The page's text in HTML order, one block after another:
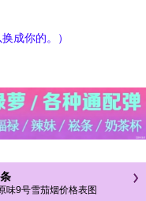
成你的。）
味9号雪茄烟价格表图